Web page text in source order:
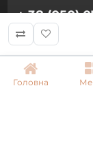
Головна
+ 38 (050)
+ 38 (097)
+ 38 (093)